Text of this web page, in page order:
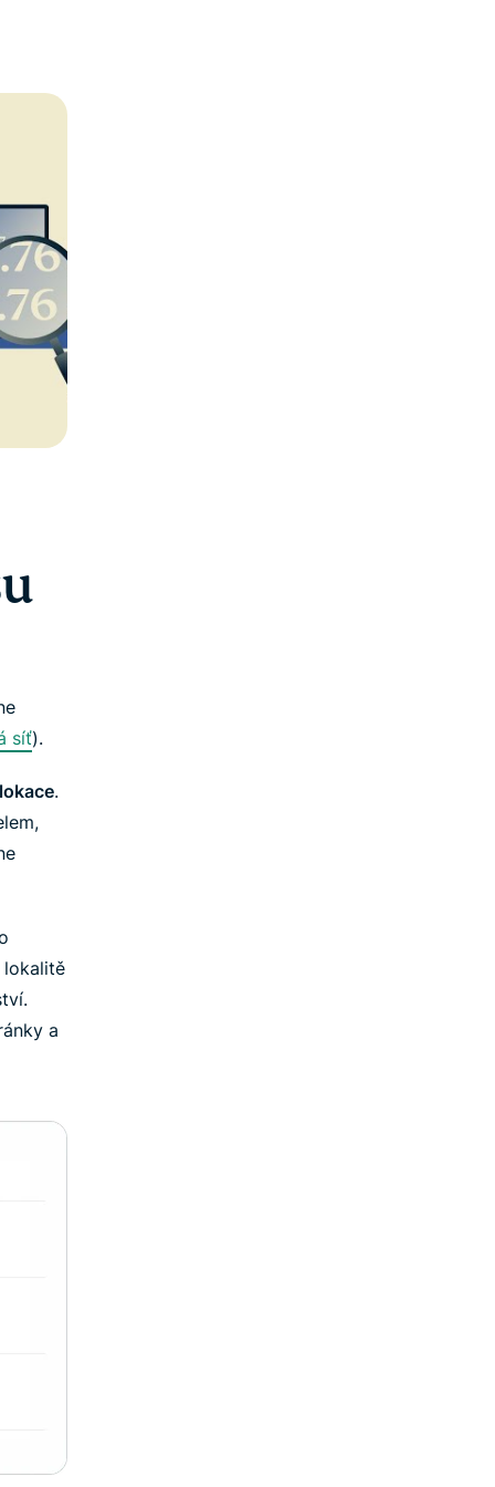
síť).
.
a